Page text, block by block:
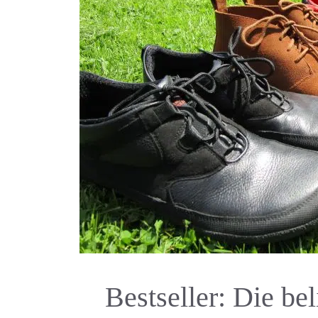
Bestseller: Die